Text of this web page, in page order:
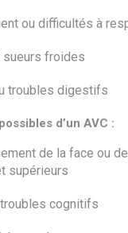
ou difficultés à
froides
troubles digestifs
d’un AVC :
de la face ou
supérieurs
cognitifs